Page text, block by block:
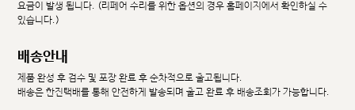
요금이 발생 됩니다. (리페어 수리를 위한 옵션의 경우 홈페이지에서 확인하실 수
있습니다.)
배송안내
제품 완성 후 검수 및 포장 완료 후 순차적으로 출고됩니다.
배송은 한진택배를 통해 안전하게 발송되며 출고 완료 후 배송조회가 가능합니다.